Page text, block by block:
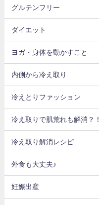
グルテンフリー
ダイエット
ヨガ・身体を動かすこと
内側から冷え取り
冷えとりファッション
冷え取りで肌荒れも解消？！
冷え取り解消レシピ
外食も大丈夫♪
妊娠出産